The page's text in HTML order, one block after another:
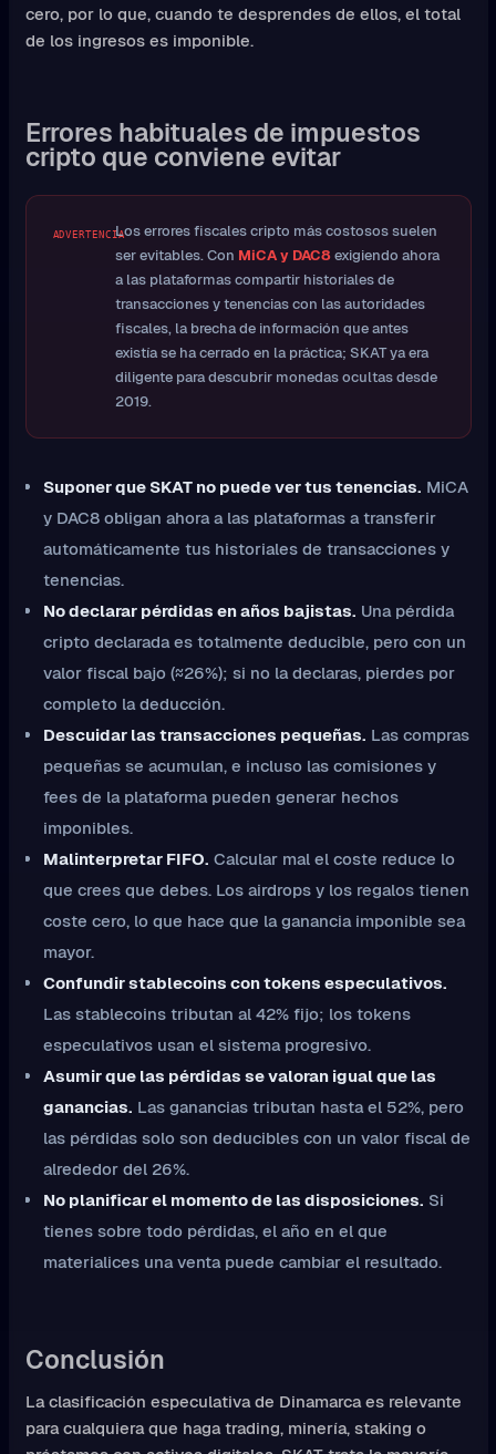
cero, por lo que, cuando te desprendes de ellos, el total
de los ingresos es imponible.
Errores habituales de impuestos
cripto que conviene evitar
ADVERTENCIALos errores fiscales cripto más costosos suelen
ser evitables. Con MiCA y DAC8exigiendo ahora
a las plataformas compartir historiales de
transacciones y tenencias con las autoridades
fiscales, la brecha de información que antes
existía se ha cerrado en la práctica; SKAT ya era
diligente para descubrir monedas ocultas desde
2019.
Suponer que SKAT no puede ver tus tenencias. MiCA
y DAC8 obligan ahora a las plataformas a transferir
automáticamente tus historiales de transacciones y
tenencias.
No declarar pérdidas en años bajistas. Una pérdida
cripto declarada es totalmente deducible, pero con un
valor fiscal bajo (≈26%); si no la declaras, pierdes por
completo la deducción.
Descuidar las transacciones pequeñas. Las compras
pequeñas se acumulan, e incluso las comisiones y
fees de la plataforma pueden generar hechos
imponibles.
Malinterpretar FIFO. Calcular mal el coste reduce lo
que crees que debes. Los airdrops y los regalos tienen
coste cero, lo que hace que la ganancia imponible sea
mayor.
Confundir stablecoins con tokens especulativos.
Las stablecoins tributan al 42% fijo; los tokens
especulativos usan el sistema progresivo.
Asumir que las pérdidas se valoran igual que las
ganancias. Las ganancias tributan hasta el 52%, pero
las pérdidas solo son deducibles con un valor fiscal de
alrededor del 26%.
No planificar el momento de las disposiciones. Si
tienes sobre todo pérdidas, el año en el que
materialices una venta puede cambiar el resultado.
Conclusión
La clasificación especulativa de Dinamarca es relevante
para cualquiera que haga trading, minería, staking o